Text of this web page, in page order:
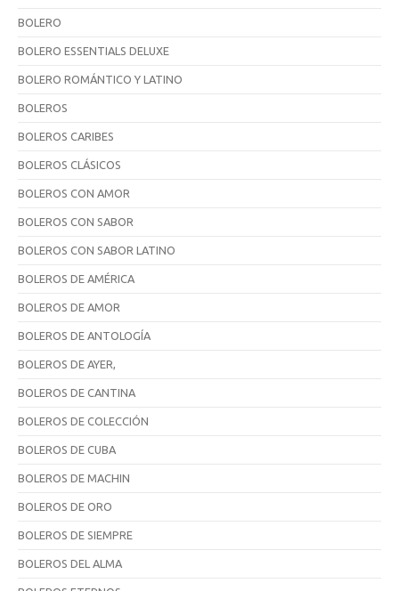
BOLERO
BOLERO ESSENTIALS DELUXE
BOLERO ROMÁNTICO Y LATINO
BOLEROS
BOLEROS CARIBES
BOLEROS CLÁSICOS
BOLEROS CON AMOR
BOLEROS CON SABOR
BOLEROS CON SABOR LATINO
BOLEROS DE AMÉRICA
BOLEROS DE AMOR
BOLEROS DE ANTOLOGÍA
BOLEROS DE AYER,
BOLEROS DE CANTINA
BOLEROS DE COLECCIÓN
BOLEROS DE CUBA
BOLEROS DE MACHIN
BOLEROS DE ORO
BOLEROS DE SIEMPRE
BOLEROS DEL ALMA